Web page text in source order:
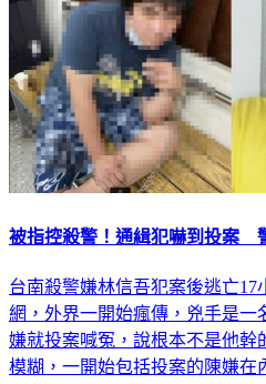
被指控殺警！通緝犯嚇到投案
台南殺警嫌林信吾犯案後逃亡
網，外界一開始瘋傳，兇手是一
嫌就投案喊冤，說根本不是他幹
模糊，一開始包括投案的陳嫌在